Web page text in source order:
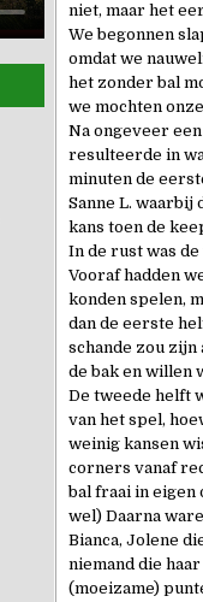
niet, maar het
We begonnen
omdat we
het zonder bal
we mochten
Na ongeveer
resulteerde in
minuten de
Sanne L. waarbij
kans toen de
In de rust was
Vooraf hadden
konden spelen,
dan de eerste
schande zou zijn
de bak en willen
De tweede helft
van het spel,
weinig kansen
corners vanaf
bal fraai in eigen
wel) Daarna
Bianca, Jolene
niemand die
(moeizame)